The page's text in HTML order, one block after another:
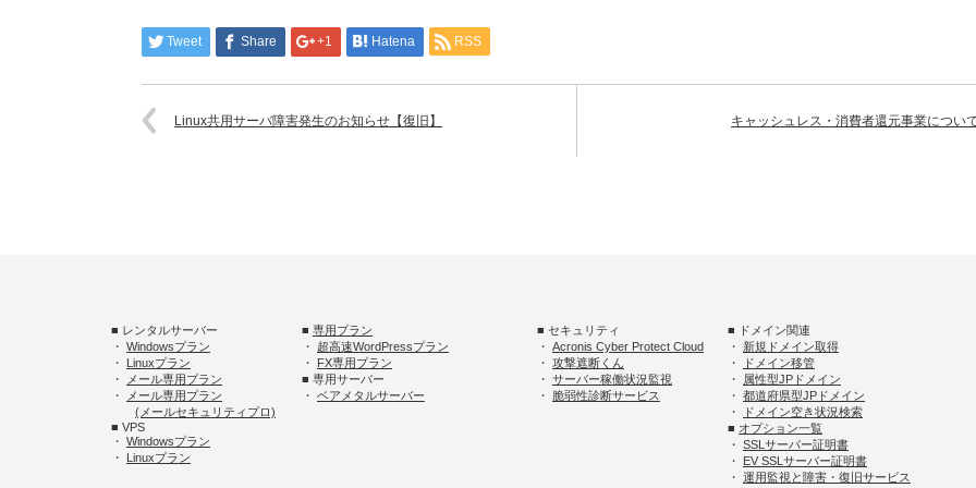
Tweet Share +1 Hatena RSS
Linux共用サーバ障害発生のお知らせ【復旧】 キャッシュレス・消費者還元事業につい
■ レンタルサーバー ■ 専用プラン
・ Windowsプラン ・ 超高速WordPressプラン
・ Linuxプラン ・ FX専用プラン
・
メール専用プラン
■ 専用サーバー
・
メール専用プラン ・ ベアメタルサーバー
(メールセキュリティプロ)
■ VPS
・ Windowsプラン
・ Linuxプラン
■ セキュリティ
■ ドメイン関連
・ Acronis Cyber Protect Cloud ・ 新規ドメイン取得
・ 攻撃遮断くん ・
ドメイン移管
・ サーバー稼働状況監視 ・
属性型JPドメイン
・ 脆弱性診断サービス ・ 都道府県型JPドメイン
・
ドメイン空き状況検索
■ オプション一覧
・ SSLサーバー証明書
・ EV SSLサーバー証明書
・ 運用監視と障害・復旧サービス